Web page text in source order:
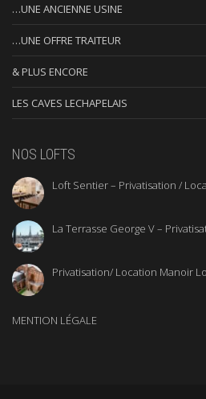
…UNE ANCIENNE USINE
…UNE OFFRE TRAITEUR
& PLUS ENCORE
LES CAVES LECHAPELAIS
NOS LOFTS
Loft Sentier – Privatisation /
La Terrasse George V –
Privatisation/ Location Manoir
MENTION LÉGALE